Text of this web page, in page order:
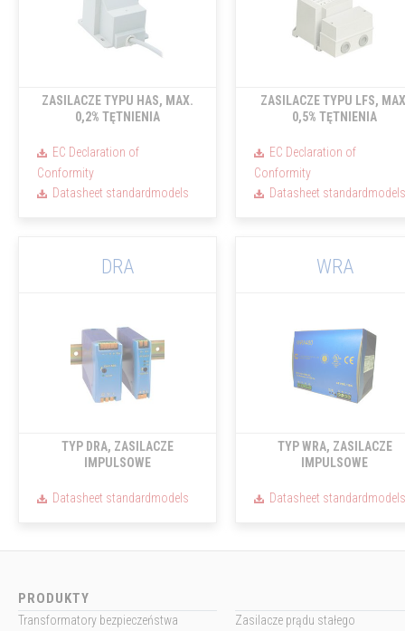
ZASILACZE TYPU HAS, MAX.
0,2% TĘTNIENIA
EC Declaration of
Conformity
Datasheet standardmodels
ZASILACZE TYPU LFS,
0,5% TĘTNIENIA
EC Declaration of
Conformity
Datasheet standardmodels
DRA
TYP DRA, ZASILACZE
IMPULSOWE
Datasheet standardmodels
WRA
TYP WRA, ZASILACZE
IMPULSOWE
Datasheet standardmodels
PRODUKTY
Transformatory bezpieczeństwa
Zasilacze prądu stałego